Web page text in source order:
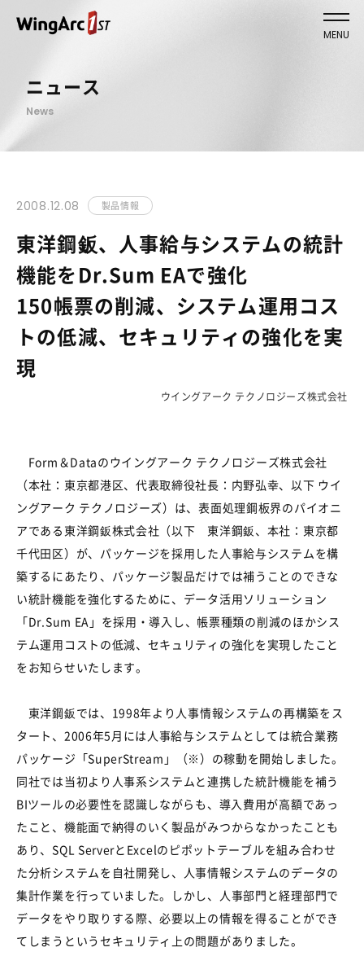
MENU
ニュース
News
2008.12.08 製品情報
東洋鋼鈑、人事給与システムの統計
機能をDr.Sum EAで強化
150帳票の削減、システム運用コス
トの低減、セキュリティの強化を実
現
ウイングアーク テクノロジーズ株式会社
Form＆Dataのウイングアーク テクノロジーズ株式会社
（本社：東京都港区、代表取締役社長：内野弘幸、以下 ウイ
ングアーク テクノロジーズ）は、表面処理鋼板界のパイオニ
アである東洋鋼鈑株式会社（以下 東洋鋼鈑、本社：東京都
千代田区）が、パッケージを採用した人事給与システムを構
築するにあたり、パッケージ製品だけでは補うことのできな
い統計機能を強化するために、データ活用ソリューション
「Dr.Sum EA」を採用・導入し、帳票種類の削減のほかシス
テム運用コストの低減、セキュリティの強化を実現したこと
をお知らせいたします。
東洋鋼鈑では、1998年より人事情報システムの再構築をス
タート、2006年5月には人事給与システムとしては統合業務
パッケージ「SuperStream」（※）の稼動を開始しました。
同社では当初より人事系システムと連携した統計機能を補う
BIツールの必要性を認識しながらも、導入費用が高額であっ
たこと、機能面で納得のいく製品がみつからなかったことも
あり、SQL ServerとExcelのピポットテーブルを組み合わせ
た分析システムを自社開発し、人事情報システムのデータの
集計作業を行っていました。しかし、人事部門と経理部門で
データをやり取りする際、必要以上の情報を得ることができ
てしまうというセキュリティ上の問題がありました。